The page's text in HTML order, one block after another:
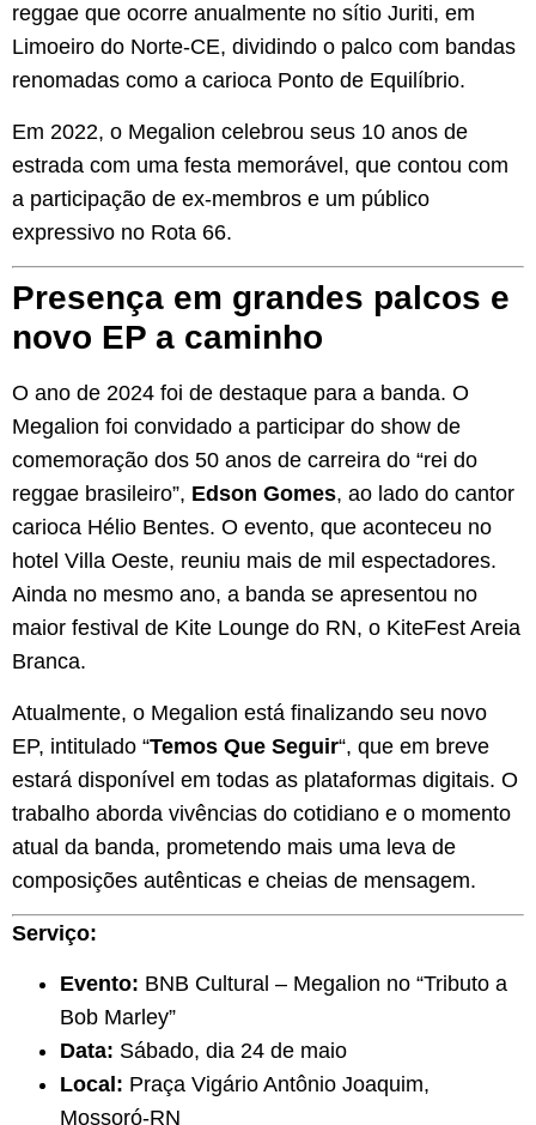
reggae que ocorre anualmente no sítio Juriti, em
Limoeiro do Norte-CE, dividindo o palco com bandas
renomadas como a carioca Ponto de Equilíbrio.
Em 2022, o Megalion celebrou seus 10 anos de
estrada com uma festa memorável, que contou com
a participação de ex-membros e um público
expressivo no Rota 66.
Presença em grandes palcos e
novo EP a caminho
O ano de 2024 foi de destaque para a banda. O
Megalion foi convidado a participar do show de
comemoração dos 50 anos de carreira do “rei do
reggae brasileiro”, Edson Gomes, ao lado do cantor
carioca Hélio Bentes. O evento, que aconteceu no
hotel Villa Oeste, reuniu mais de mil espectadores.
Ainda no mesmo ano, a banda se apresentou no
maior festival de Kite Lounge do RN, o KiteFest Areia
Branca.
Atualmente, o Megalion está finalizando seu novo
EP, intitulado “Temos Que Seguir“, que em breve
estará disponível em todas as plataformas digitais. O
trabalho aborda vivências do cotidiano e o momento
atual da banda, prometendo mais uma leva de
composições autênticas e cheias de mensagem.
Serviço:
Evento: BNB Cultural – Megalion no “Tributo a
Bob Marley”
Data: Sábado, dia 24 de maio
Local: Praça Vigário Antônio Joaquim,
Mossoró-RN